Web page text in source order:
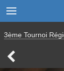

3ème Tournoi
